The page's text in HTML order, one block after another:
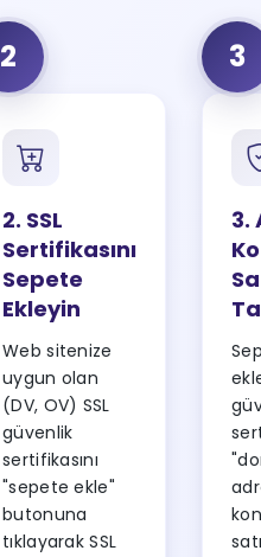
2
2. SSL
Sertifikasını
Sepete
Ekleyin
Web sitenize
uygun olan
(DV, OV) SSL
güvenlik
sertifikasını
"sepete ekle"
butonuna
tıklayarak SSL
3
3.